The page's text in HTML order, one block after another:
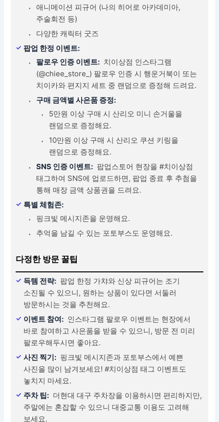
애니메이션 피규어 (나의 히어로 아카데미아,
주술회전 등)
다양한 캐릭터 굿즈
팝업 한정 이벤트:
팔로우 인증 이벤트: 치이상점 인스타그램
(@chiee_store_) 팔로우 인증 시 행운거북이 또는
치이카와 편지지 세트 중 랜덤으로 증정해 드려요.
구매 금액별 사은품 증정:
5만원 이상 구매 시 산리오 미니 손거울을
랜덤으로 증정해요.
10만원 이상 구매 시 산리오 쿠션 키링을
랜덤으로 증정해요.
SNS 인증 이벤트: 팝업스토어 현장을 #치이상점
태그하여 SNS에 업로드하면, 팝업 종료 후 추첨을
통해 매장 금액 상품권을 드려요.
특별 체험존:
핑크빛 메시지존을 운영해요.
추억을 남길 수 있는 포토부스도 운영해요.
다정한 방문 꿀팁
득템 전략: 팝업 한정 가챠와 신상 피규어는 조기
소진될 수 있으니, 원하는 상품이 있다면 서둘러
방문하시는 것을 추천해요.
이벤트 참여: 인스타그램 팔로우 이벤트는 현장에서
바로 참여하고 사은품을 받을 수 있으니, 방문 전 미리
팔로우해두시면 좋아요.
사진 찍기: 핑크빛 메시지존과 포토부스에서 예쁜
사진을 많이 남겨보세요! #치이상점 태그 이벤트도
놓치지 마세요.
주차 팁: 더현대 대구 주차장을 이용하시면 편리하지만,
주말에는 혼잡할 수 있으니 대중교통 이용도 고려해
보세요.